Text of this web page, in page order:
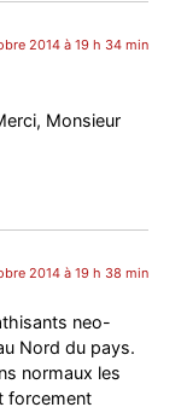
2014 à 19 h 34 min
Monsieur
2014 à 19 h 38 min
neo-
Nord du pays.
normaux les
forcement